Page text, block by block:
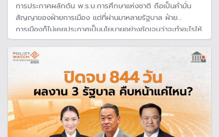
การประกาศผลักดัน พ.ร.บ.การศึกษาแห่งชาติ ถือเป็นคำมั่น
สัญญาของฝ่ายการเมือง แต่ที่ผ่านมาหลายรัฐบาล ฝ่าย
การเมืองก็ไม่เคยประกาศเป็นนโยบายอย่างชัดเจนว่าจะทำอะไรให้
เป็นจริงเป็นจริง ทำให้การบริหาร 4 รัฐบาลที่ผ่านมา “การปฏิรูป
การศึกษา ยังย่ำอยู่กับที่" ขณะที่ก้าวผ่านในศตวรรษที่ 21 มา
ไกล